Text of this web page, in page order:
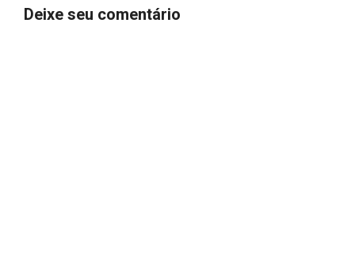
Deixe seu comentário